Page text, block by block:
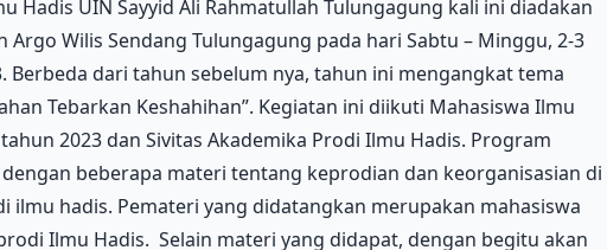
Hadis UIN Sayyid Ali Rahmatullah Tulungagung kali ini diadakan
Argo Wilis Sendang Tulungagung pada hari Sabtu – Minggu, 2-3
Berbeda dari tahun sebelum nya, tahun ini mengangkat tema
Tebarkan Keshahihan”. Kegiatan ini diikuti Mahasiswa Ilmu
2023 dan Sivitas Akademika Prodi Ilmu Hadis. Program
beberapa materi tentang keprodian dan keorganisasian di
ilmu hadis. Pemateri yang didatangkan merupakan mahasiswa
Ilmu Hadis. Selain materi yang didapat, dengan begitu akan